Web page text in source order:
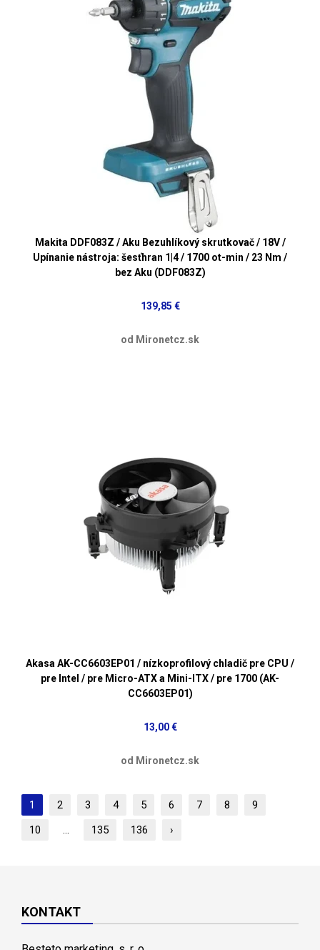
Makita DDF083Z / Aku Bezuhlíkový skrutkovač / 18V /
Upínanie nástroja: šesťhran 1|4 / 1700 ot-min / 23 Nm /
bez Aku (DDF083Z)
139,85 €
od Mironetcz.sk
Akasa AK-CC6603EP01 / nízkoprofilový chladič pre CPU /
pre Intel / pre Micro-ATX a Mini-ITX / pre 1700 (AK-
CC6603EP01)
13,00 €
od Mironetcz.sk
1 2 3 4 5 6 7 8
9
10
... 135 136 ›
KONTAKT